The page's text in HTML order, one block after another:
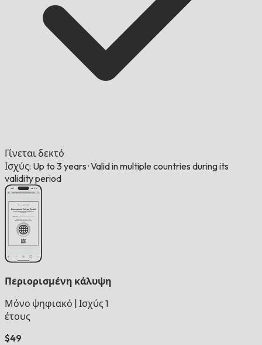
Γίνεται δεκτό
Ισχύς: Up to 3 years ·Valid in multiple countries during its
validity period
Περιορισμένη κάλυψη
Μόνο ψηφιακό Ισχύς 1
έτους
$49